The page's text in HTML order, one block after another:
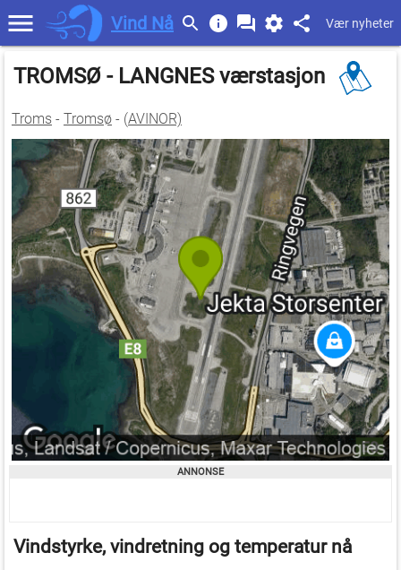
Vind Nå Vær nyheter
TROMSØ - LANGNES værstasjon
Troms - Tromsø - (AVINOR)
Vindstyrke, vindretning og temperatur nå